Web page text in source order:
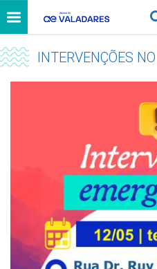
INTERVENÇÕES